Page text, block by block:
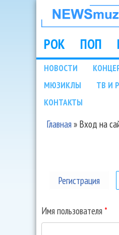
НОВОСТИ
МУЗЫКИ И
ШОУ
Main
РОК ПОП
НОВОСТИ
МЮЗИКЛЫ
ТВ И
КОНТАКТЫ
Вы здесь
Главная» Вход на
Регистрация
Имя пользователя *